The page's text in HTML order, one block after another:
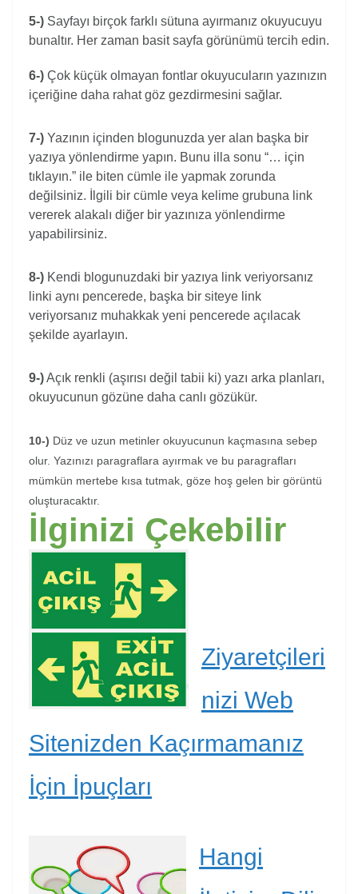
5-) Sayfayı birçok farklı sütuna ayırmanız okuyucuyu
bunaltır. Her zaman basit sayfa görünümü tercih edin.
6-) Çok küçük olmayan fontlar okuyucuların yazınızın
içeriğine daha rahat göz gezdirmesini sağlar.
7-) Yazının içinden blogunuzda yer alan başka bir
yazıya yönlendirme yapın. Bunu illa sonu “… için
tıklayın.” ile biten cümle ile yapmak zorunda
değilsiniz. İlgili bir cümle veya kelime grubuna link
vererek alakalı diğer bir yazınıza yönlendirme
yapabilirsiniz.
8-) Kendi blogunuzdaki bir yazıya link veriyorsanız
linki aynı pencerede, başka bir siteye link
veriyorsanız muhakkak yeni pencerede açılacak
şekilde ayarlayın.
9-)Açık renkli (aşırısı değil tabii ki) yazı arka planları,
okuyucunun gözüne daha canlı gözükür.
10-) Düz ve uzun metinler okuyucunun kaçmasına sebep
olur. Yazınızı paragraflara ayırmak ve bu paragrafları
mümkün mertebe kısa tutmak, göze hoş gelen bir görüntü
oluşturacaktır.
İlginizi Çekebilir
Ziyaretçileri
nizi Web
Sitenizden Kaçırmamanız
İçin İpuçları
Hangi